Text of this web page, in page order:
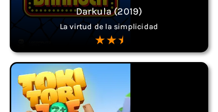
Darkula (2019)
La virtud de la simplicidad